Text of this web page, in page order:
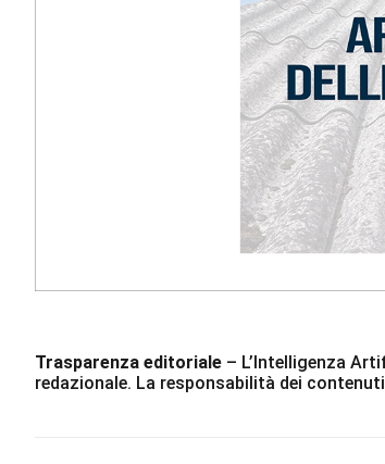
Trasparenza editoriale – L’Intelligenza
redazionale. La responsabilità dei